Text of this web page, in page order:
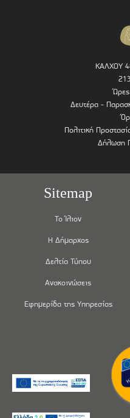
ΚΑΛΧΟΥ
Ώρες
Δευτέρα -
Πολιτική
Δήλωση
Sitemap
Το Ίλιον
Η Δήμαρχος
Δελτία Τύπου
Ανακοινώσεις
Εφημερίδα της Υπηρεσίας